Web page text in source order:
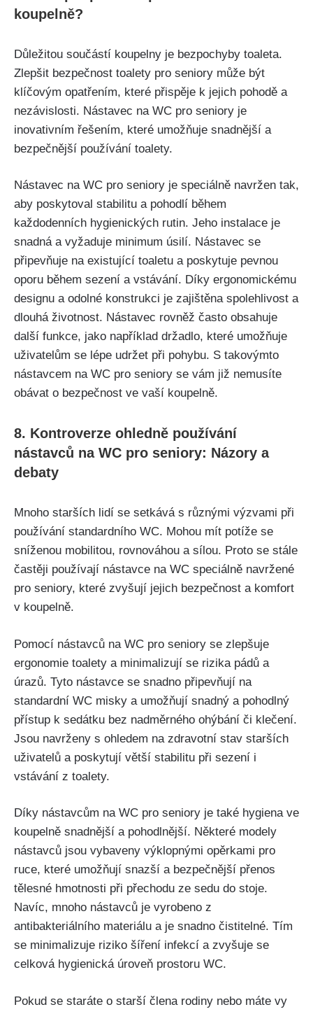
koupelně?
Důležitou součástí koupelny je bezpochyby toaleta.
Zlepšit bezpečnost toalety pro seniory může být
klíčovým opatřením, které přispěje k jejich pohodě a
nezávislosti. Nástavec na WC pro seniory je
inovativním řešením, které umožňuje snadnější a
bezpečnější používání toalety.
Nástavec na WC pro seniory je speciálně navržen tak,
aby poskytoval stabilitu a pohodlí během
každodenních hygienických rutin. Jeho instalace je
snadná a vyžaduje minimum úsilí. Nástavec se
připevňuje na existující toaletu a poskytuje pevnou
oporu během sezení a vstávání. Díky ergonomickému
designu a odolné konstrukci je zajištěna spolehlivost a
dlouhá životnost. Nástavec rovněž často obsahuje
další funkce, jako například držadlo, které umožňuje
uživatelům se lépe udržet při pohybu. S takovýmto
nástavcem na WC pro seniory se vám již nemusíte
obávat o bezpečnost ve vaší koupelně.
8. Kontroverze ohledně používání
nástavců na WC pro seniory: Názory a
debaty
Mnoho starších lidí se setkává s různými výzvami při
používání standardního WC. Mohou mít potíže se
sníženou mobilitou, rovnováhou a sílou. Proto se stále
častěji používají nástavce na WC speciálně navržené
pro seniory, které zvyšují jejich bezpečnost a komfort
v koupelně.
Pomocí nástavců na WC pro seniory se zlepšuje
ergonomie toalety a minimalizují se rizika pádů a
úrazů. Tyto nástavce se snadno připevňují na
standardní WC misky a umožňují snadný a pohodlný
přístup k sedátku bez nadměrného ohýbání či klečení.
Jsou navrženy s ohledem na zdravotní stav starších
uživatelů a poskytují větší stabilitu při sezení i
vstávání z toalety.
Díky nástavcům na WC pro seniory je také hygiena ve
koupelně snadnější a pohodlnější. Některé modely
nástavců jsou vybaveny výklopnými opěrkami pro
ruce, které umožňují snazší a bezpečnější přenos
tělesné hmotnosti při přechodu ze sedu do stoje.
Navíc, mnoho nástavců je vyrobeno z
antibakteriálního materiálu a je snadno čistitelné. Tím
se minimalizuje riziko šíření infekcí a zvyšuje se
celková hygienická úroveň prostoru WC.
Pokud se staráte o starší člena rodiny nebo máte vy